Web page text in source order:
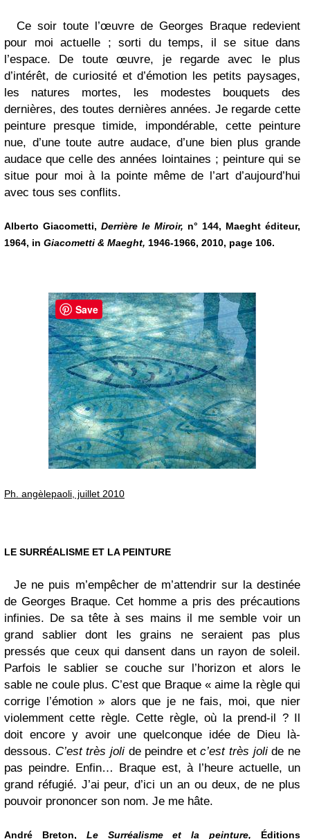
Ce soir toute l’œuvre de Georges Braque redevient
pour moi actuelle ; sorti du temps, il se situe dans
l’espace. De toute œuvre, je regarde avec le plus
d’intérêt, de curiosité et d’émotion les petits paysages,
les natures mortes, les modestes bouquets des
dernières, des toutes dernières années. Je regarde cette
peinture presque timide, impondérable, cette peinture
nue, d’une toute autre audace, d’une bien plus grande
audace que celle des années lointaines ; peinture qui se
situe pour moi à la pointe même de l’art d’aujourd’hui
avec tous ses conflits.
Alberto Giacometti, Derrière le Miroir, n° 144, Maeght éditeur,
1964, in Giacometti & Maeght, 1946-1966, 2010, page 106.
Ph. angèlepaoli, juillet 2010
LE SURRÉALISME ET LA PEINTURE
Je ne puis m’empêcher de m’attendrir sur la destinée
de Georges Braque. Cet homme a pris des précautions
infinies. De sa tête à ses mains il me semble voir un
grand sablier dont les grains ne seraient pas plus
pressés que ceux qui dansent dans un rayon de soleil.
Parfois le sablier se couche sur l’horizon et alors le
sable ne coule plus. C’est que Braque « aime la règle qui
corrige l’émotion » alors que je ne fais, moi, que nier
violemment cette règle. Cette règle, où la prend-il ? Il
doit encore y avoir une quelconque idée de Dieu là-
dessous. C’est très jolide peindre etc’est très jolide ne
pas peindre. Enfin… Braque est, à l’heure actuelle, un
grand réfugié. J’ai peur, d’ici un an ou deux, de ne plus
pouvoir prononcer son nom. Je me hâte.
André Breton, Le Surréalisme et la peinture, Éditions
Save